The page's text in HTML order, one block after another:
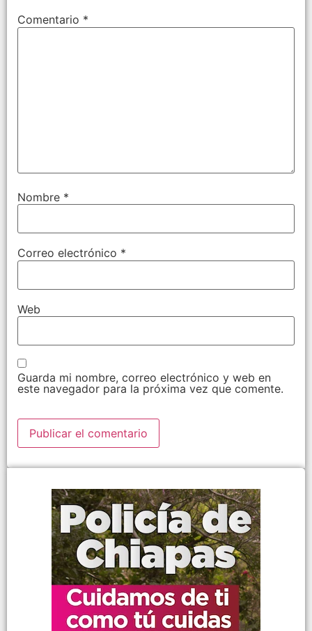
Comentario *
Nombre *
Correo electrónico *
Web
Guarda mi nombre, correo electrónico y web en
este navegador para la próxima vez que comente.